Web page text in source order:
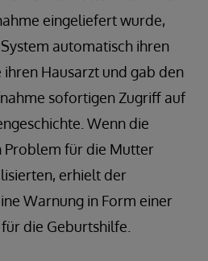
eingeliefert wurde,
automatisch ihren
Hausarzt und gab den
sofortigen Zugriff auf
Wenn die
Problem für die Mutter
erhielt der
Warnung in Form einer
die Geburtshilfe.